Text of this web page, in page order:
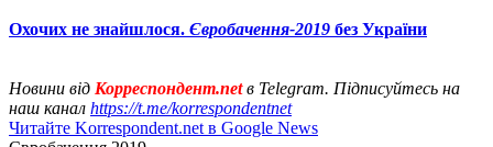
Охочих не знайшлося. Євробачення-2019 без України
Новини від Корреспондент.netв Telegram. Підписуйтесь на
наш канал https://t.me/korrespondentnet
Читайте Korrespondent.net в Google News